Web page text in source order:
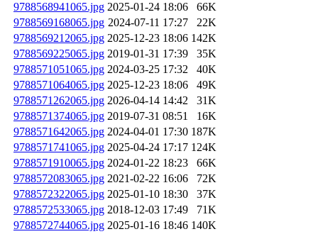
9788568941065.jpg 2025-01-24 18:06
66K
9788569168065.jpg 2024-07-11 17:27
22K
9788569212065.jpg 2025-12-23 18:06 142K
9788569225065.jpg 2019-01-31 17:39
35K
9788571051065.jpg 2024-03-25 17:32
40K
9788571064065.jpg 2025-12-23 18:06
49K
9788571262065.jpg 2026-04-14 14:42
31K
9788571374065.jpg 2019-07-31 08:51
16K
9788571642065.jpg 2024-04-01 17:30 187K
9788571741065.jpg 2025-04-24 17:17 124K
9788571910065.jpg 2024-01-22 18:23
66K
9788572083065.jpg 2021-02-22 16:06
72K
9788572322065.jpg 2025-01-10 18:30
37K
9788572533065.jpg 2018-12-03 17:49
71K
9788572744065.jpg 2025-01-16 18:46 140K